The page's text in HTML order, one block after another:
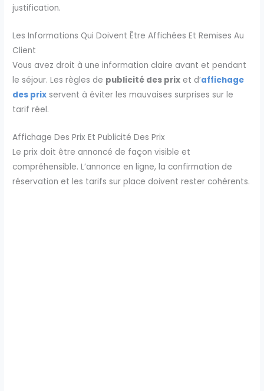
justification.
Les Informations Qui Doivent Être Affichées Et Remises Au
Client
Vous avez droit à une information claire avant et pendant
le séjour. Les règles de publicité des prix et d’affichage
des prix servent à éviter les mauvaises surprises sur le
tarif réel.
Affichage Des Prix Et Publicité Des Prix
Le prix doit être annoncé de façon visible et
compréhensible. L’annonce en ligne, la confirmation de
réservation et les tarifs sur place doivent rester cohérents.